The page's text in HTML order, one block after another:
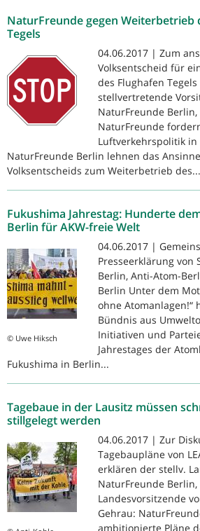
NaturFreunde gegen Weiterbetrieb
Tegels
04.06.2017 | Zum
Volksentscheid für
des Flughafen
stellvertretende
NaturFreunde Berlin,
NaturFreunde
Luftverkehrspolitik in
NaturFreunde Berlin lehnen das
Volksentscheids zum Weiterbetrieb des...
Fukushima Jahrestag: Hunderte
Berlin für AKW-freie Welt
© Uwe Hiksch
04.06.2017 |
Presseerklärung von
Berlin, Anti-Atom-
Berlin Unter dem
ohne Atomanlagen!“
Bündnis aus
Initiativen und
Jahrestages der
Fukushima in Berlin...
Tagebaue in der Lausitz müssen
stillgelegt werden
04.06.2017 | Zur
Tagebaupläne von
erklären der stellv.
NaturFreunde
Landesvorsitzende
Gehrau:
ambitionierte Pläne